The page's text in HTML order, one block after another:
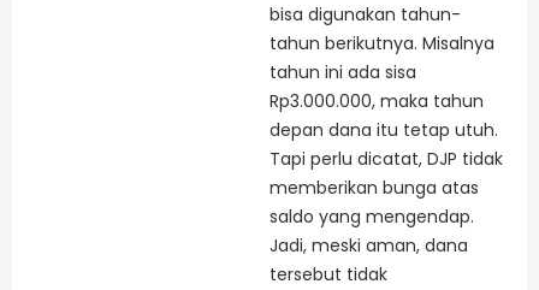
bisa digunakan tahun-
tahun berikutnya. Misalnya
tahun ini ada sisa
Rp3.000.000, maka tahun
depan dana itu tetap utuh.
Tapi perlu dicatat, DJP tidak
memberikan bunga atas
saldo yang mengendap.
Jadi, meski aman, dana
tersebut tidak